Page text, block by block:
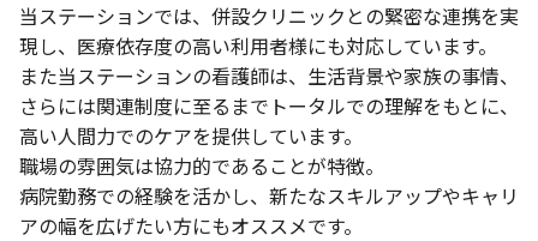
当ステーションでは、併設クリニックとの緊密な連携を実
現し、医療依存度の高い利用者様にも対応しています。
また当ステーションの看護師は、生活背景や家族の事情、
さらには関連制度に至るまでトータルでの理解をもとに、
高い人間力でのケアを提供しています。
職場の雰囲気は協力的であることが特徴。
病院勤務での経験を活かし、新たなスキルアップやキャリ
アの幅を広げたい方にもオススメです。